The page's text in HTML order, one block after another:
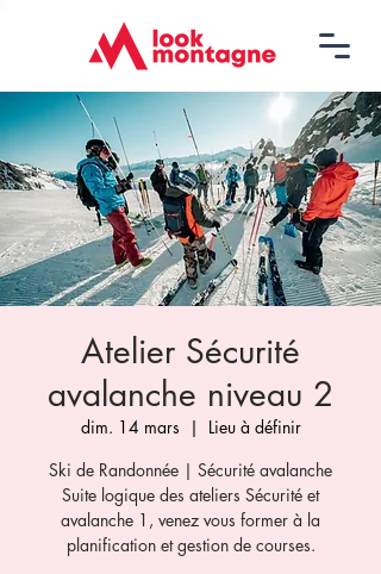
Atelier Sécurité
avalanche niveau 2
dim. 14 mars
  |
Lieu à définir
Ski de Randonnée | Sécurité avalanche
Suite logique des ateliers Sécurité et
avalanche 1, venez vous former à la
planification et gestion de courses.